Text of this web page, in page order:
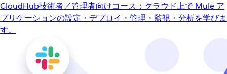
CloudHub技術者／管理者向けコース：クラウド上で Mule ア
プリケーションの設定・デプロイ・管理・監視・分析を学びま
す。